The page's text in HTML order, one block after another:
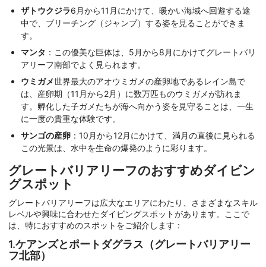
ザトウクジラ6月から11月にかけて、暖かい海域へ回遊する途
中で、ブリーチング（ジャンプ）する姿を見ることができま
す。
マンタ ：この優美な巨体は、5月から8月にかけてグレートバリ
アリーフ南部でよく見られます。
ウミガメ世界最大のアオウミガメの産卵地であるレイン島で
は、産卵期（11月から2月）に数万匹ものウミガメが訪れま
す。孵化した子ガメたちが海へ向かう姿を見守ることは、一生
に一度の貴重な体験です。
サンゴの産卵 ：10月から12月にかけて、満月の直後に見られる
この光景は、水中を生命の爆発のように彩ります。
グレートバリアリーフのおすすめダイビン
グスポット
グレートバリアリーフは広大なエリアにわたり、さまざまなスキル
レベルや興味に合わせたダイビングスポットがあります。ここで
は、特におすすめのスポットをご紹介します：
1.ケアンズとポートダグラス（グレートバリアリー
フ北部）